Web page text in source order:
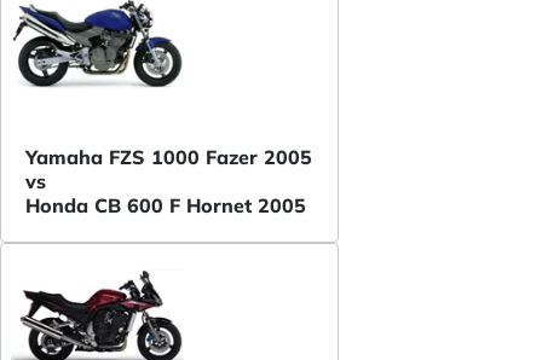
Yamaha FZS 1000 Fazer 2005
vs
Honda CB 600 F Hornet 2005